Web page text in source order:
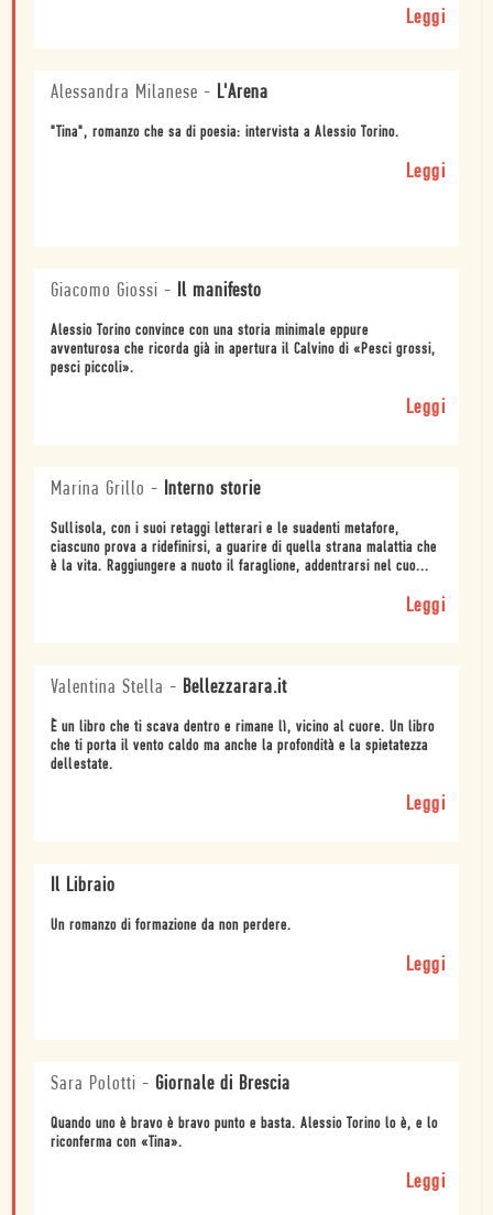
Leggi
Alessandra Milanese - L'Arena
"Tina", romanzo che sa di poesia: intervista a Alessio Torino.
Leggi
Giacomo Giossi - Il manifesto
Alessio Torino convince con una storia minimale eppure
avventurosa che ricorda già in apertura il Calvino di «Pesci grossi,
pesci piccoli».
Leggi
Marina Grillo - Interno storie
Sullisola, con i suoi retaggi letterari e le suadenti metafore,
ciascuno prova a ridefinirsi, a guarire di quella strana malattia che
è la vita. Raggiungere a nuoto il faraglione, addentrarsi nel cuo...
Leggi
Valentina Stella - Bellezzarara.it
È un libro che ti scava dentro e rimane lì, vicino al cuore. Un libro
che ti porta il vento caldo ma anche la profondità e la spietatezza
dellestate.
Leggi
Il Libraio
Un romanzo di formazione da non perdere.
Leggi
Sara Polotti - Giornale di Brescia
Quando uno è bravo è bravo punto e basta. Alessio Torino lo è, e lo
riconferma con «Tina».
Leggi